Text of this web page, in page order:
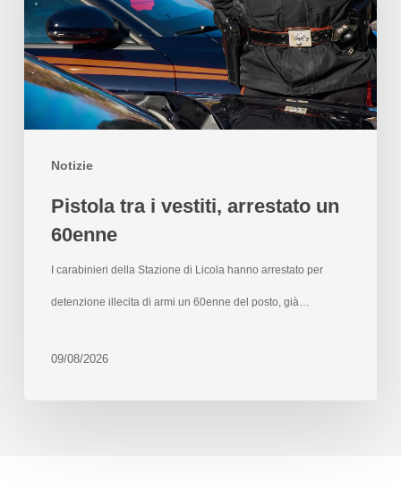
Notizie
Pistola tra i vestiti, arrestato un
60enne
I carabinieri della Stazione di Licola hanno arrestato per
detenzione illecita di armi un 60enne del posto, già…
09/08/2026